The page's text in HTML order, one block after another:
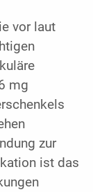
vor laut
mg
zur
ist das